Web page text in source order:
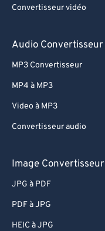
Convertisseur vidéo
Audio Convertisseur
MP3 Convertisseur
MP4 à MP3
Video à MP3
Convertisseur audio
Image Convertisseur
JPG à PDF
PDF à JPG
HEIC à JPG